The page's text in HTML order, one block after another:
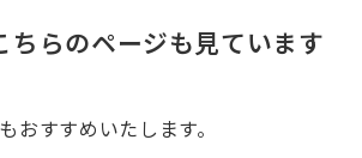
ちらのページも見ています
おすすめいたします。